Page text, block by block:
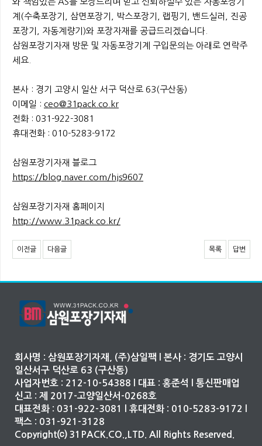
계(수축포장기, 삼면포장기, 박스포장기, 랩핑기, 밴드실러, 진공
포장기, 자동계량기)와 포장자재를 공급드리겠습니다.
삼원포장기자재 방문 및 자동포장기계 구입문의는 아래로 연락주
세요.
본사 : 경기 고양시 일산 서구 덕산로 63(구산동)
이메일 : ceo@31pack.co.kr
전화 : 031-922-3081
휴대전화 : 010-5283-9172
삼원포장기자재 블로그
https://blog.naver.com/hjs9607
삼원포장기자재 홈페이지
http://www.31pack.co.kr/
이전글 다음글 목록 답변
회사명 : 삼원포장기자재, (주)삼일팩 l 본사 : 경기도 고양시
일산서구 덕산로 63 (구산동)
사업자번호 : 212-10-54388 l 대표 : 홍준석 l 통신판매업
신고 : 제 2017-고양일산서-0268호
대표전화 : 031-922-3081 l 휴대전화 : 010-5283-9172 l
팩스 : 031-921-3128
Copyright⒞ 31PACK.CO.,LTD. All Rights Reserved.